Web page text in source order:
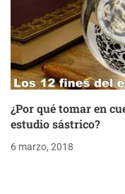
¿Por qué tomar en
estudio sástrico?
6 marzo, 2018